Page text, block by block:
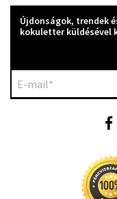
Újdonságok, trendek
kokuletter küldésével
E-mail*